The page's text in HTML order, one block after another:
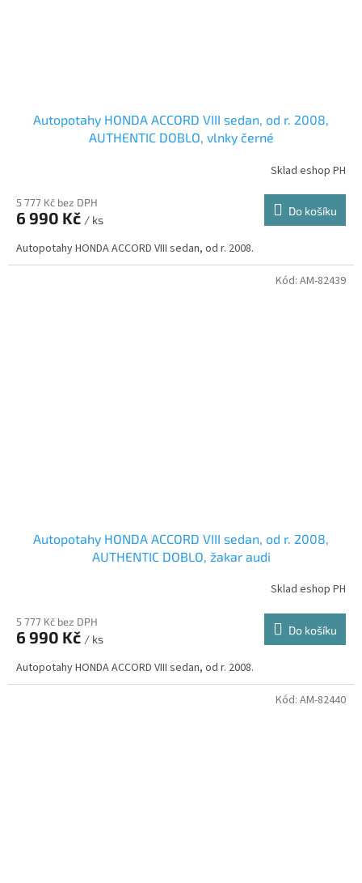
Autopotahy HONDA ACCORD VIII sedan, od r. 2008,
AUTHENTIC DOBLO, vlnky černé
Sklad eshop PH
5 777 Kč bez DPH
6 990 Kč / ks
Do košíku
Autopotahy HONDA ACCORD VIII sedan, od r. 2008.
Autopotahy HONDA ACCORD VIII sedan, od r. 2008,
AUTHENTIC DOBLO, žakar audi
Sklad eshop PH
5 777 Kč bez DPH
6 990 Kč / ks
Do košíku
Autopotahy HONDA ACCORD VIII sedan, od r. 2008.
Kód: AM-82439
Kód: AM-82440